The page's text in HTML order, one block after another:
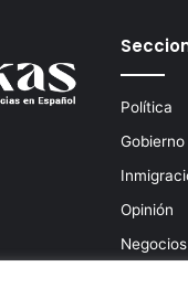
Política
Gobierno
Opinión
Negocios